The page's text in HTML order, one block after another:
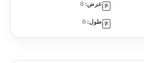
عرض: 0
طول: 0